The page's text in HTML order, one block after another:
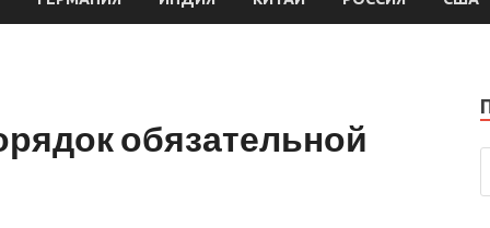
обязательной